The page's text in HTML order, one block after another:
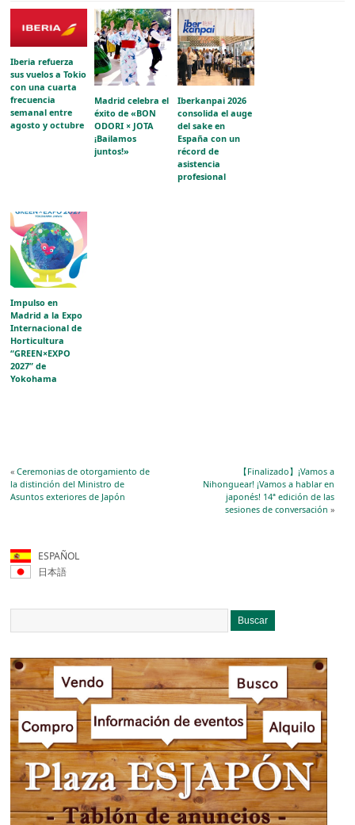
Iberia refuerza
sus vuelos a Tokio
con una cuarta
frecuencia
semanal entre
agosto y octubre
Madrid celebra el
éxito de «BON
ODORI × JOTA
¡Bailamos
juntos!»
Iberkanpai 2026
consolida el auge
del sake en
España con un
récord de
asistencia
profesional
Impulso en
Madrid a la Expo
Internacional de
Horticultura
“GREEN×EXPO
2027” de
Yokohama
«Ceremonias de otorgamiento de
la distinción del Ministro de
Asuntos exteriores de Japón
【Finalizado】¡Vamos a
Nihonguear! ¡Vamos a hablar en
japonés! 14ª edición de las
sesiones de conversación »
ESPAÑOL
日本語